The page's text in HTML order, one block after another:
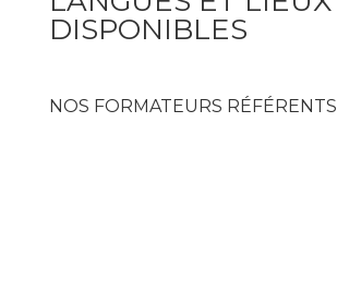
DISPONIBLES
NOS FORMATEURS RÉFÉRENTS